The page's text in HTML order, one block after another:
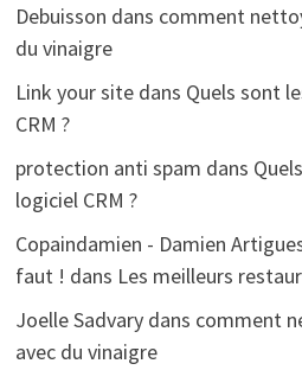
Debuisson dans comment
du vinaigre
Link your sitedans Quels sont
CRM ?
protection anti spam dans
logiciel CRM ?
Copaindamien - Damien
faut ! dans Les meilleurs
Joelle Sadvarydans comment
avec du vinaigre